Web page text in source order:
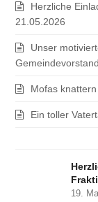
Herzliche
21.05.2026
Unser
Gemeindevorstand
Mofas
Ein toller
19.